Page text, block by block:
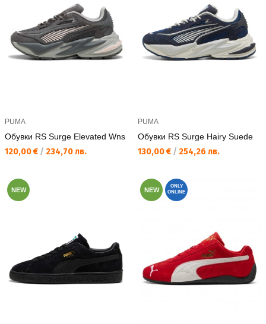
PUMA
Обувки RS Surge Elevated Wns
Текуща цена:
120,00 € / 234,70 лв.
PUMA
Обувки RS Surge Hairy Suede
Текуща цена:
130,00 € / 254,26 лв.
NEW NEW
ONLY
ONLINE